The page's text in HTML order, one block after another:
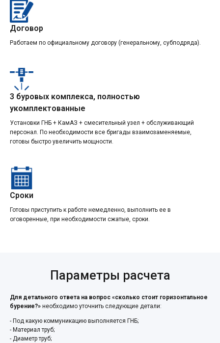
Договор
Работаем по официальному договору (генеральному, субподряда).
3 буровых комплекса, полностью
укомплектованные
Установки ГНБ + КамАЗ + смесительный узел + обслуживающий
персонал. По необходимости все бригады взаимозаменяемые,
готовы быстро увеличить мощности.
Сроки
Готовы приступить к работе немедленно, выполнить ее в
оговоренные, при необходимости сжатые, сроки.
Параметры расчета
Для детального ответа на вопрос «сколько стоит горизонтальное
бурение?» необходимо уточнить следующие детали:
- Под какую коммуникацию выполняется ГНБ;
- Материал труб;
- Диаметр труб;